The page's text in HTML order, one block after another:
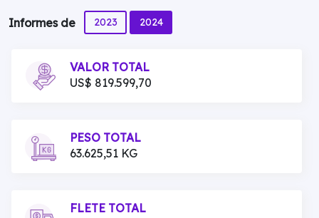
Informes de 2023 2024
VALOR TOTAL
US$ 819.599,70
PESO TOTAL
63.625,51 KG
FLETE TOTAL